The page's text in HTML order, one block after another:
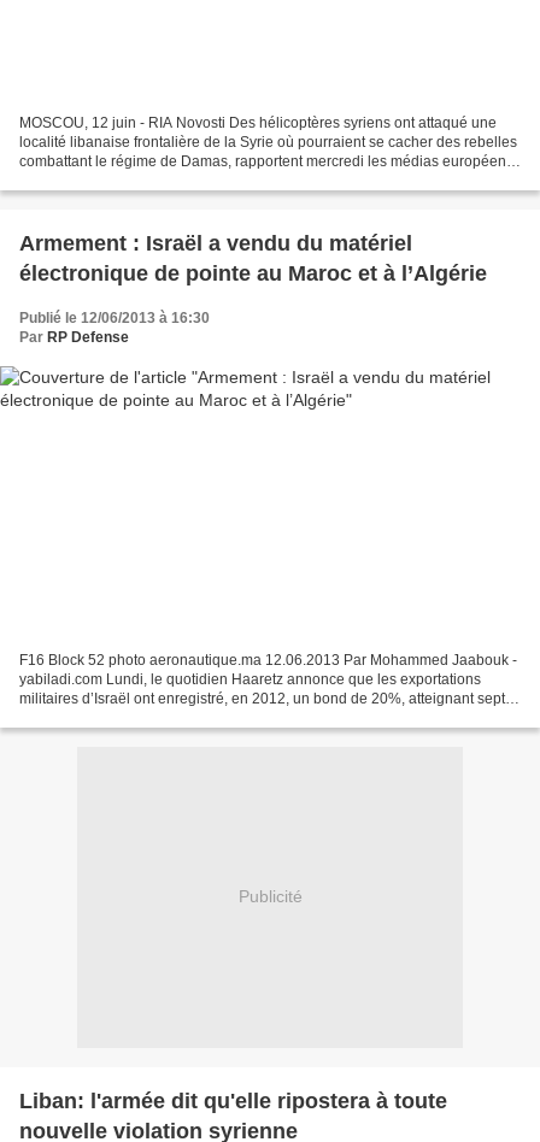
MOSCOU, 12 juin - RIA Novosti Des hélicoptères syriens ont attaqué une
localité libanaise frontalière de la Syrie où pourraient se cacher des rebelles
combattant le régime de Damas, rapportent mercredi les médias européens
Armement : Israël a vendu du matériel
électronique de pointe au Maroc et à l’Algérie
Publié le 12/06/2013 à 16:30
Par RP Defense
F16 Block 52 photo aeronautique.ma 12.06.2013 Par Mohammed Jaabouk -
yabiladi.com Lundi, le quotidien Haaretz annonce que les exportations
militaires d’Israël ont enregistré, en 2012, un bond de 20%, atteignant sept
Publicité
Liban: l'armée dit qu'elle ripostera à toute
nouvelle violation syrienne